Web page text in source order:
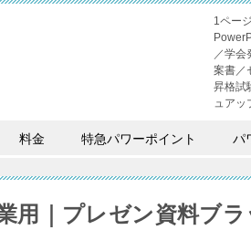
1ペー
／学会
案書／
昇格試
ュアッ
料金 特急パワーポイント パ
用｜プレゼン資料ブ